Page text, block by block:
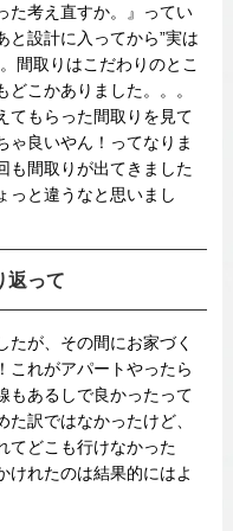
た考え直すか。』ってい
と設計に入ってから”実は
間取りはこだわりのとこ
こかありました。。。
てもらった間取りを見て
ゃ良いやん！ってなりま
も間取りが出てきました
っと違うなと思いまし
返って
たが、その間にお家づく
これがアパートやったら
もあるしで良かったって
訳ではなかったけど、
てどこも行けなかった
けれたのは結果的にはよ